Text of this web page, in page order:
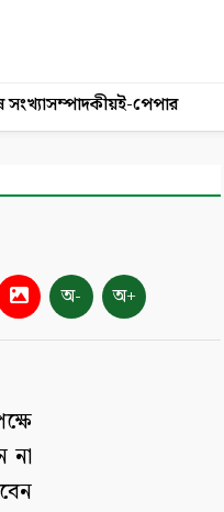
সংখ্যাসম্পাদকীয়ই-পেপার
অ- অ+
না